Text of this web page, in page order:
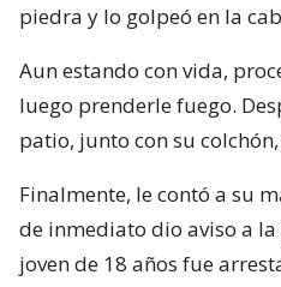
piedra y lo golpeó en la
Aun estando con vida,
luego prenderle fuego.
patio, junto con su
Finalmente, le contó a su
de inmediato dio aviso a
joven de 18 años fue